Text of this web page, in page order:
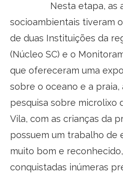
Nesta etapa, as
socioambientais tiveram
de duas Instituições da
(Núcleo SC) e o
que ofereceram uma
sobre o oceano e a praia,
pesquisa sobre microlixo
Vila, com as crianças da
possuem um trabalho de
muito bom e
conquistadas inúmeras